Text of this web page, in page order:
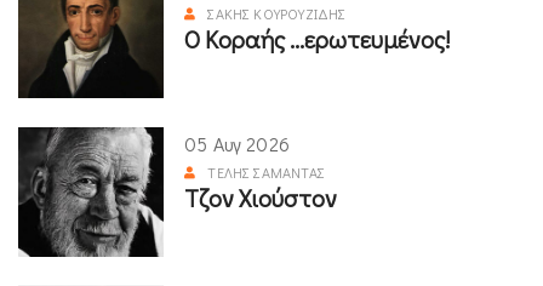
ΣΆΚΗΣ ΚΟΥΡΟΥΖΊΔΗΣ
Ο Κοραής ...ερωτευμένος!
05 Αυγ 2026
ΤΈΛΗΣ ΣΑΜΑΝΤΆΣ
Τζον Χιούστον